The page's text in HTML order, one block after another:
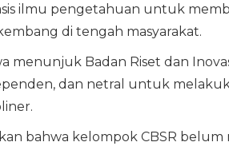
ilmu pengetahuan untuk
di tengah masyarakat.
Badan Riset dan
dan netral untuk
bahwa kelompok CBSR